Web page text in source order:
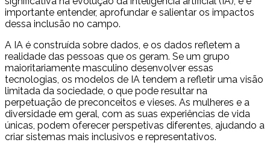
importante entender, aprofundar e salientar os impactos
dessa inclusão no campo.
A IA é construída sobre dados, e os dados refletem a
realidade das pessoas que os geram. Se um grupo
maioritariamente masculino desenvolver essas
tecnologias, os modelos de IA tendem a refletir uma visão
limitada da sociedade, o que pode resultar na
perpetuação de preconceitos e vieses. As mulheres e a
diversidade em geral, com as suas experiências de vida
únicas, podem oferecer perspetivas diferentes, ajudando a
criar sistemas mais inclusivos e representativos.